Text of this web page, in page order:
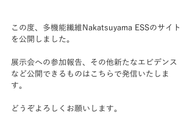
この度、多機能繊維Nakatsuyama ESSのサイト
を公開しました。
展示会への参加報告、その他新たなエビデンス
など公開できるものはこちらで発信いたしま
す。
どうぞよろしくお願いします。